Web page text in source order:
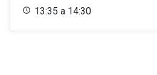
13:35 a 14:30